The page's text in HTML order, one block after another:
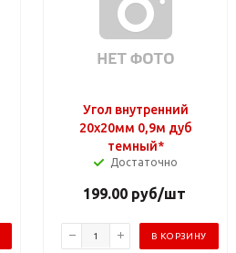
Угол внутренний
20х20мм 0,9м дуб
темный*
Достаточно
199.00руб/шт
В КОРЗИНУ